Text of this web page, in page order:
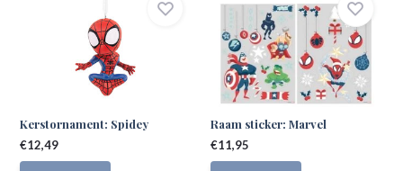
Kerstornament: Spidey
€12,49
Raam sticker: Marvel
€11,95